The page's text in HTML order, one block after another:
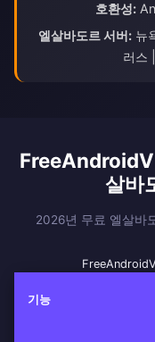
호환성:
엘살바도르 서버: 뉴
러스 |
살바
2026년 무료 엘살바
기능